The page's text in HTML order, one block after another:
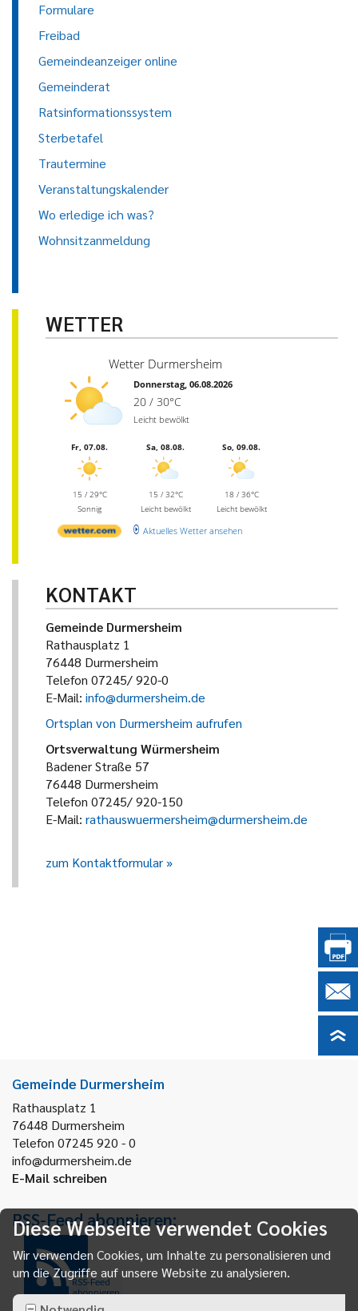
Formulare
Freibad
Gemeindeanzeiger online
Gemeinderat
Ratsinformationssystem
Sterbetafel
Trautermine
Veranstaltungskalender
Wo erledige ich was?
Wohnsitzanmeldung
WETTER
Wetter Durmersheim
Donnerstag, 06.08.2026
20 / 30°C
Leicht bewölkt
Fr, 07.08.
15 / 29°C
Sonnig
Sa, 08.08.
15 / 32°C
Leicht bewölkt
So, 09.08.
18 / 36°C
Leicht bewölkt
Aktuelles Wetter ansehen
KONTAKT
Gemeinde Durmersheim
Rathausplatz 1
76448 Durmersheim
Telefon 07245/ 920-0
E-Mail: info@durmersheim.de
Ortsplan von Durmersheim aufrufen
Ortsverwaltung Würmersheim
Badener Straße 57
76448 Durmersheim
Telefon 07245/ 920-150
E-Mail: rathauswuermersheim@durmersheim.de
zum Kontaktformular
Gemeinde Durmersheim
Rathausplatz 1
76448 Durmersheim
Telefon 07245 920 - 0
info@durmersheim.de
E-Mail schreiben
RSS-Feed abonnieren:
RSS-Feed
abonnieren
Diese Webseite verwendet Cookies
Wir verwenden Cookies, um Inhalte zu personalisieren und
um die Zugriffe auf unsere Website zu analysieren.